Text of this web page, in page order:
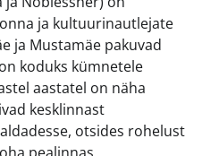
ja kultuurinautlejate
ja Mustamäe pakuvad
koduks kümnetele
aastatel on näha
kesklinnast
otsides rohelust